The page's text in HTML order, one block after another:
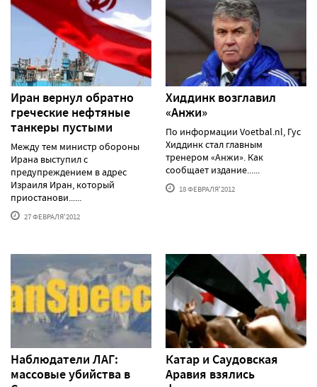
Иран вернул обратно
греческие нефтяные
танкеры пустыми
Между тем министр обороны
Ирана выступил с
предупреждением в адрес
Израиля Иран, который
приостанови......
27 ФЕВРАЛЯ'2012
Хиддинк возглавил
«Анжи»
По информации Voetbal.nl, Гус
Хиддинк стал главным
тренером «Анжи». Как
сообщает издание......
18 ФЕВРАЛЯ'2012
Наблюдатели ЛАГ:
массовые убийства в
Катар и Саудовская
Аравия взялись